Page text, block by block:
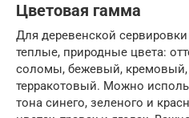
Цветовая гамма
Для деревенской
теплые, природные цвета:
соломы, бежевый,
терракотовый. Можно
тона синего, зеленого и